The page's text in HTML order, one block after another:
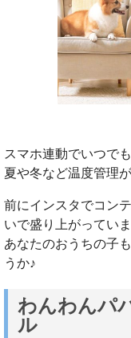
スマホ連動でいつで
夏や冬など温度管理
前にインスタでコン
いで盛り上がっていま
あなたのおうちの子
うか♪
わんわんパ
ル